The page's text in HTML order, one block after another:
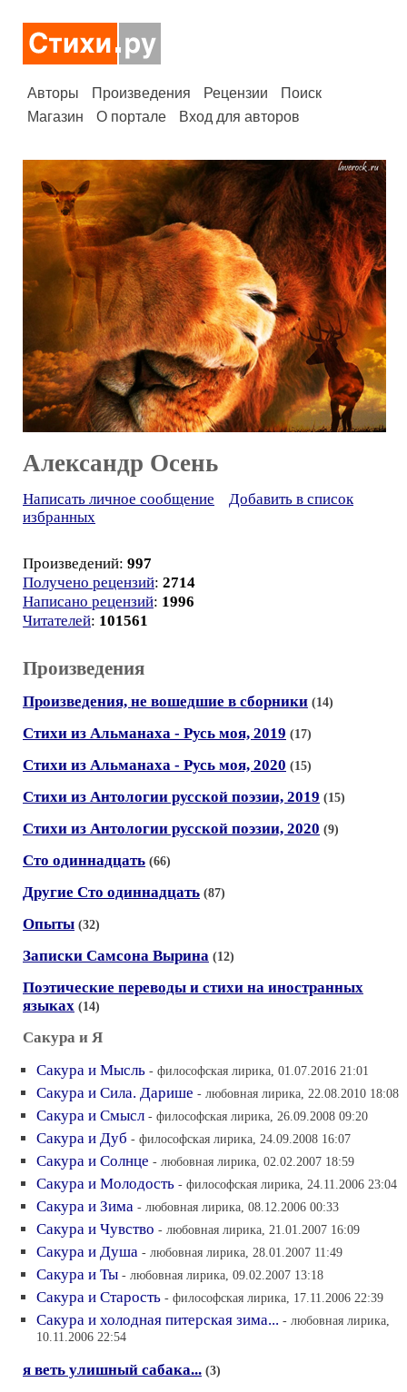
Авторы Произведения Рецензии
Поиск
Магазин
О портале Вход для авторов
Александр Осень
Написать личное сообщение
Добавить в список
избранных
Произведений: 997
Получено рецензий: 2714
Написано рецензий: 1996
Читателей: 101561
Произведения
Произведения, не вошедшие в сборники (14)
Стихи из Альманаха - Русь моя, 2019 (17)
Стихи из Альманаха - Русь моя, 2020 (15)
Стихи из Антологии русской поэзии, 2019 (15)
Стихи из Антологии русской поэзии, 2020 (9)
Сто одиннадцать (66)
Другие Сто одиннадцать (87)
Опыты (32)
Записки Самсона Вырина (12)
Поэтические переводы и стихи на иностранных
языках (14)
Сакура и Я
Сакура и Мысль - философская лирика, 01.07.2016 21:01
Сакура и Сила. Дарише - любовная лирика, 22.08.2010 18:08
Сакура и Смысл - философская лирика, 26.09.2008 09:20
Сакура и Дуб - философская лирика, 24.09.2008 16:07
Сакура и Солнце - любовная лирика, 02.02.2007 18:59
Сакура и Молодость - философская лирика, 24.11.2006 23:04
Сакура и Зима - любовная лирика, 08.12.2006 00:33
Сакура и Чувство - любовная лирика, 21.01.2007 16:09
Сакура и Душа - любовная лирика, 28.01.2007 11:49
Сакура и Ты - любовная лирика, 09.02.2007 13:18
Сакура и Старость - философская лирика, 17.11.2006 22:39
Сакура и холодная питерская зима... - любовная лирика,
10.11.2006 22:54
я веть улишный сабака... (3)